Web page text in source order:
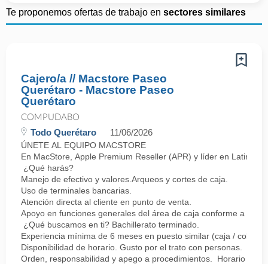
Te proponemos ofertas de trabajo en sectores similares
Cajero/a // Macstore Paseo
Querétaro - Macstore Paseo
Querétaro
COMPUDABO
Todo Querétaro 11/06/2026
ÚNETE AL EQUIPO MACSTORE
En MacStore, Apple Premium Reseller (APR) y líder en
¿Qué harás?
Manejo de efectivo y valores.Arqueos y cortes de caja.
Uso de terminales bancarias.
Atención directa al cliente en punto de venta.
Apoyo en funciones generales del área de caja conforme a
¿Qué buscamos en ti? Bachillerato terminado.
Experiencia mínima de 6 meses en puesto similar (caja / cobro).
Disponibilidad de horario. Gusto por el trato con personas.
Orden, responsabilidad y apego a procedimientos. Horario